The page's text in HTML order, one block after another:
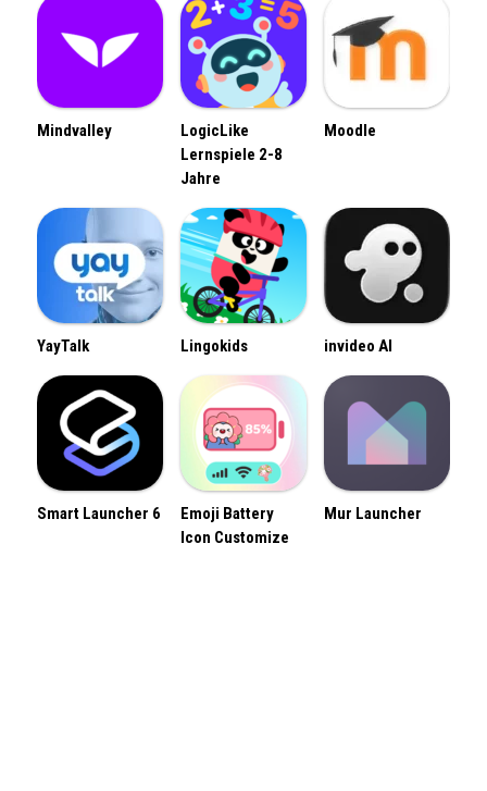
Mindvalley
LogicLike
Lernspiele 2-8
Jahre
Moodle
YayTalk Lingokids invideo AI
Smart Launcher 6
Emoji Battery
Icon Customize
Mur Launcher